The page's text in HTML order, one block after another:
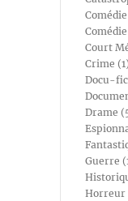
Court
Crime
Docu-
Drame
Guerre
Horreur